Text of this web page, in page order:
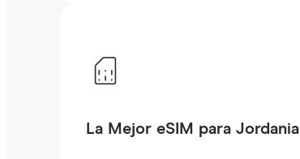
La Mejor eSIM para Jordania